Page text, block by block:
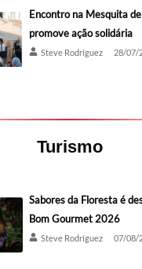
Encontro na Mesquita
promove ação solidária
Steve Rodríguez 28/07/
Turismo
Sabores da Floresta é
Bom Gourmet 2026
Steve Rodríguez 07/08/